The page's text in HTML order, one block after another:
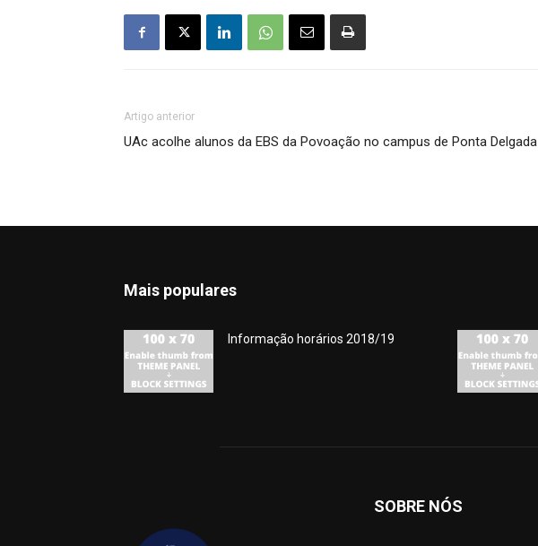
Artigo anterior
UAc acolhe alunos da EBS da Povoação no campus de Ponta Delgada
Mais populares
Informação horários 2018/19
SOBRE NÓS